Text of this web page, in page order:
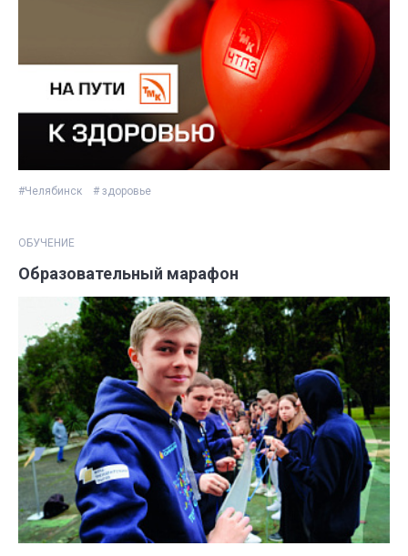
#Челябинск # здоровье
ОБУЧЕНИЕ
Образовательный марафон